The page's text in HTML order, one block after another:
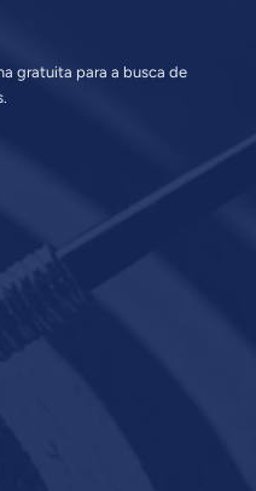
gratuita para a busca de